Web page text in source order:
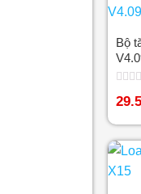
Bộ
Được
xếp
0
5
sao